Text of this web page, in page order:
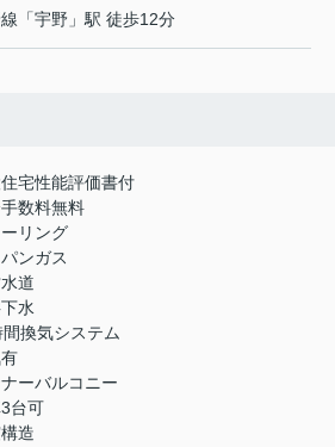
「宇野 」駅 徒歩12分
宅性能評価書付
数料無料
リング
ンガス
道
水
換気システム
ーバルコニー
台可
造